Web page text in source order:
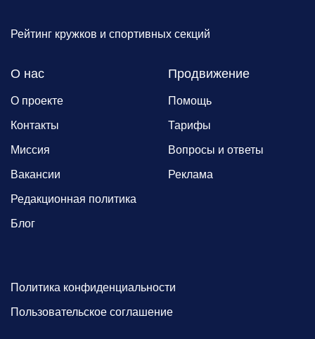
Рейтинг кружков и спортивных секций
О нас
О проекте
Контакты
Миссия
Вакансии
Редакционная политика
Блог
Продвижение
Помощь
Тарифы
Вопросы и ответы
Реклама
Политика конфиденциальности
Пользовательское соглашение